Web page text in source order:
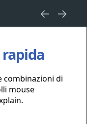
combinazioni di
mouse